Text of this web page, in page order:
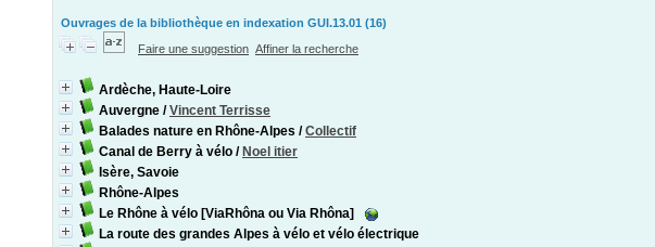
Ouvrages de la bibliothèque en indexation GUI.13.01 (16)
Faire une suggestion Affiner la recherche
Ardèche, Haute-Loire
Auvergne /Vincent Terrisse
Balades nature en Rhône-Alpes /Collectif
Canal de Berry à vélo / Noel itier
Isère, Savoie
Rhône-Alpes
Le Rhône à vélo [ViaRhôna ou Via Rhôna]
La route des grandes Alpes à vélo et vélo électrique